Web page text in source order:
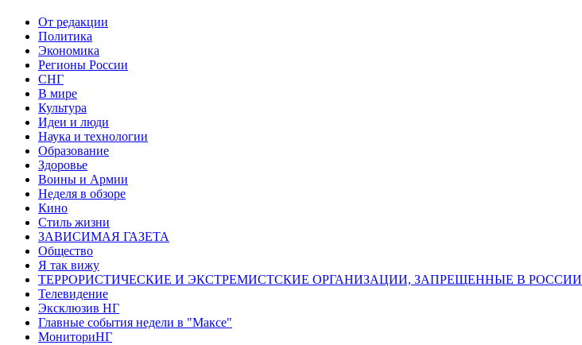
От редакции
Политика
Экономика
Регионы России
СНГ
В мире
Культура
Идеи и люди
Наука и технологии
Образование
Здоровье
Воины и Армии
Неделя в обзоре
Кино
Стиль жизни
ЗАВИСИМАЯ ГАЗЕТА
Общество
Я так вижу
ТЕРРОРИСТИЧЕСКИЕ И ЭКСТРЕМИСТСКИЕ ОРГАНИЗАЦИИ, ЗАПРЕЩЕННЫЕ В РОССИИ
Телевидение
Эксклюзив НГ
Главные события недели в "Максе"
МониториНГ